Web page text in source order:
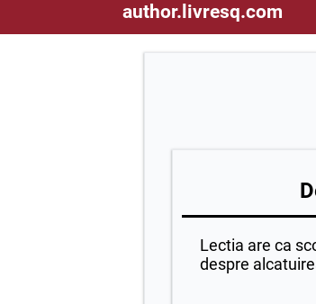
author.livresq.com
Lectia are ca
despre